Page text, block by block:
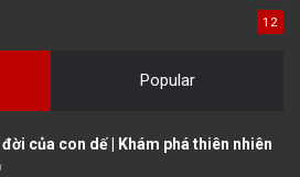
12
Popular
của con dế | Khám phá thiên nhiên